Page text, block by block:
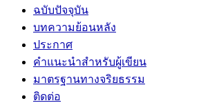
ฉบับปัจจุบัน
บทความย้อนหลัง
ประกาศ
คำแนะนำสำหรับผู้เขียน
มาตรฐานทางจริยธรรม
ติดต่อ